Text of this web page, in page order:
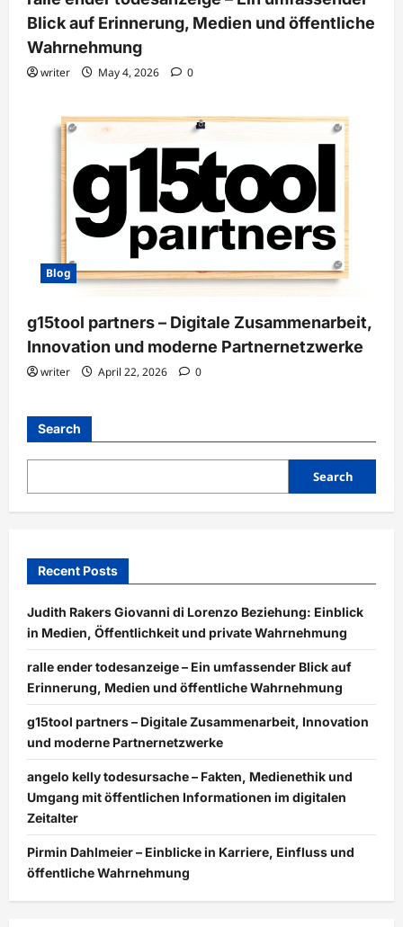
Blick auf Erinnerung, Medien und öffentliche
Wahrnehmung
writer May 4, 2026 0
Blog
g15tool partners – Digitale Zusammenarbeit,
Innovation und moderne Partnernetzwerke
writer April 22, 2026 0
Search
Search
Recent Posts
Judith Rakers Giovanni di Lorenzo Beziehung: Einblick
in Medien, Öffentlichkeit und private Wahrnehmung
ralle ender todesanzeige – Ein umfassender Blick auf
Erinnerung, Medien und öffentliche Wahrnehmung
g15tool partners – Digitale Zusammenarbeit, Innovation
und moderne Partnernetzwerke
angelo kelly todesursache – Fakten, Medienethik und
Umgang mit öffentlichen Informationen im digitalen
Zeitalter
Pirmin Dahlmeier – Einblicke in Karriere, Einfluss und
öffentliche Wahrnehmung